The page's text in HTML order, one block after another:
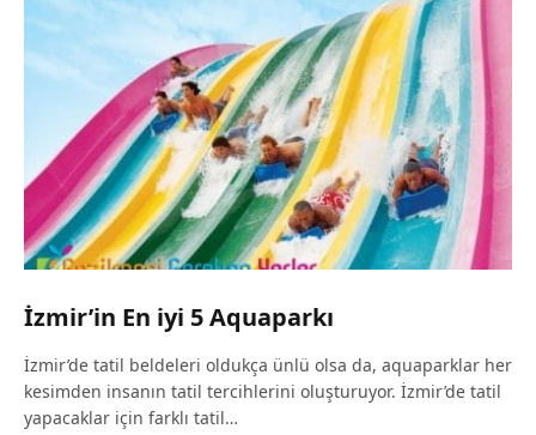
İzmir’in En iyi 5 Aquaparkı
İzmir’de tatil beldeleri oldukça ünlü olsa da, aquaparklar her
kesimden insanın tatil tercihlerini oluşturuyor. İzmir’de tatil
yapacaklar için farklı tatil…